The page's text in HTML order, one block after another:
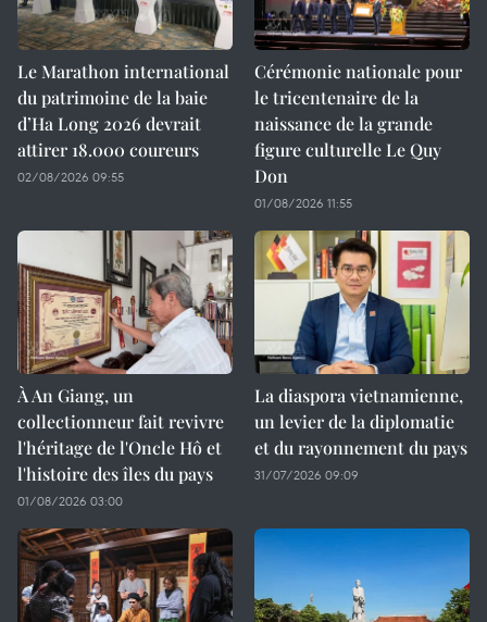
Le Marathon international
du patrimoine de la baie
d’Ha Long 2026 devrait
attirer 18.000 coureurs
02/08/2026 09:55
Cérémonie nationale pour
le tricentenaire de la
naissance de la grande
figure culturelle Le Quy
Don
01/08/2026 11:55
À An Giang, un
collectionneur fait revivre
l'héritage de l'Oncle Hô et
l'histoire des îles du pays
01/08/2026 03:00
La diaspora vietnamienne,
un levier de la diplomatie
et du rayonnement du pays
31/07/2026 09:09